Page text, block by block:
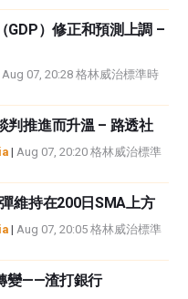
GDP）修正和預測上調 –
Aug 07, 20:28 格林威治標準時
判推進而升溫 – 路透社
| Aug 07, 20:20 格林威治標準
維持在200日SMA上方
| Aug 07, 20:05 格林威治標準
變——渣打銀行